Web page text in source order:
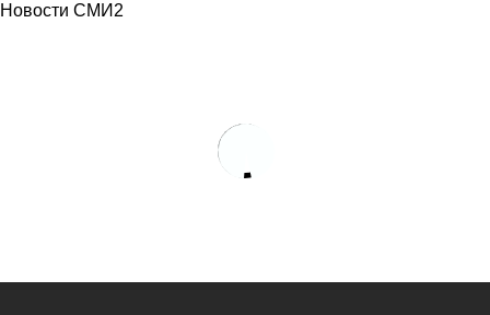
границы с Белоруссией
Польша обвинила белорусских пограничников в
использовании пошлых фраз
Новости СМИ2